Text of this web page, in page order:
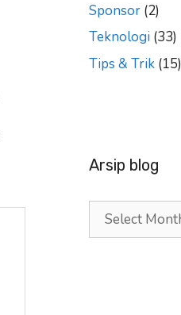
Sponsor (2)
Teknologi (33)
Tips & Trik (15)
Arsip blog
Arsip
blog